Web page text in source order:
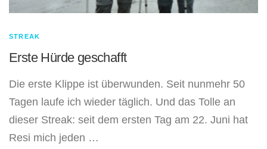
STREAK
Erste Hürde geschafft
Die erste Klippe ist überwunden. Seit nunmehr 50
Tagen laufe ich wieder täglich. Und das Tolle an
dieser Streak: seit dem ersten Tag am 22. Juni hat
Resi mich jeden …